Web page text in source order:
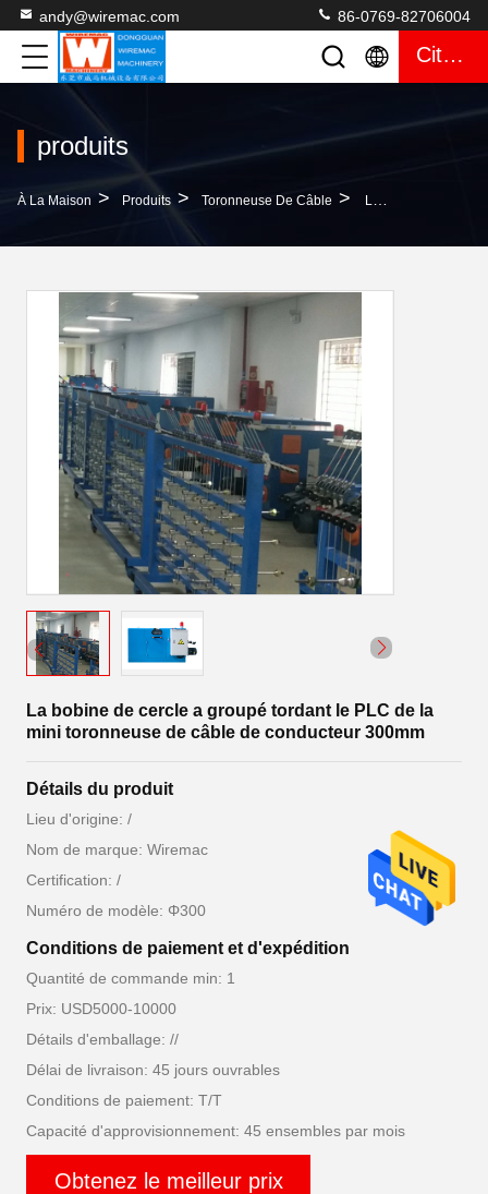
andy@wiremac.com 86-0769-82706004
Citation
produits
À La Maison > Produits > Toronneuse De Câble > La Bobine De Cercle A Groupé Tordant Le PLC De La Mini Toronneuse De Câble De Conducteur 300mm
La bobine de cercle a groupé tordant le PLC de la
mini toronneuse de câble de conducteur 300mm
Détails du produit
Lieu d'origine: /
Nom de marque: Wiremac
Certification: /
Numéro de modèle: Φ300
Conditions de paiement et d'expédition
Quantité de commande min: 1
Prix: USD5000-10000
Détails d'emballage: //
Délai de livraison: 45 jours ouvrables
Conditions de paiement: T/T
Capacité d'approvisionnement: 45 ensembles par mois
Obtenez le meilleur prix